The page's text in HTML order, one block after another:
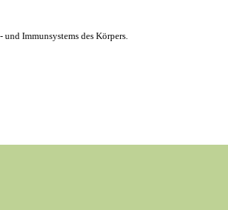
Immunsystems des Körpers.